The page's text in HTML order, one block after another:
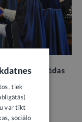
runa Klaipēdas
tiek
var tikt
sociālo